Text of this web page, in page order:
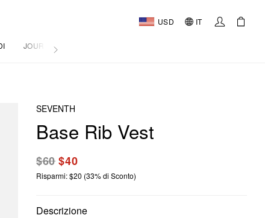
USD IT
JOURNAL
SEVENTH
Base Rib Vest
$60$40
Risparmi: $20 (33% di Sconto)
Descrizione